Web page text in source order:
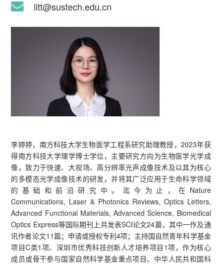
litt@sustech.edu.cn
李婷婷，南方科技大学生物医学工程系研究助理教授，2023年获
得南方科技大学理学博士学位，主要研究方向为生物医学光学成
像，致力于快速、大视场、高分辨率光声成像技术及以其为核心
的多模态光学成像技术的研发，并将其广泛应用于生命科学领域
的基础和前沿研究中。迄今为止，在Nature
Communications, Laser & Photonics Reviews, Optics Letters,
Advanced Functional Materials, Advanced Science, Biomedical
Optics Express等国际期刊上共发表SCI论文24篇，其中一作及通
讯作者论文11篇；申请或授权专利4项；主持国自然青年科学基金
项目C类1项、深圳市优秀科技创新人才培养项目1项，作为核心
成员或骨干参与国家自然科学基金重点项目、中华人民共和国科